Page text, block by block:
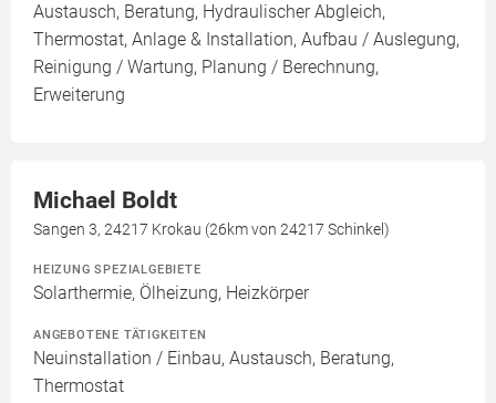
Austausch, Beratung, Hydraulischer Abgleich,
Thermostat, Anlage & Installation, Aufbau / Auslegung,
Reinigung / Wartung, Planung / Berechnung,
Erweiterung
Michael Boldt
Sangen 3, 24217 Krokau (26km von 24217 Schinkel)
HEIZUNG SPEZIALGEBIETE
Solarthermie, Ölheizung, Heizkörper
ANGEBOTENE TÄTIGKEITEN
Neuinstallation / Einbau, Austausch, Beratung,
Thermostat